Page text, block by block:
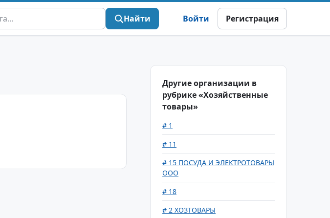
Найти Войти Регистрация
Другие организации в
рубрике «Хозяйственные
товары»
# 1
# 11
# 15 ПОСУДА И ЭЛЕКТРОТОВАРЫ
ООО
# 18
# 2 ХОЗТОВАРЫ